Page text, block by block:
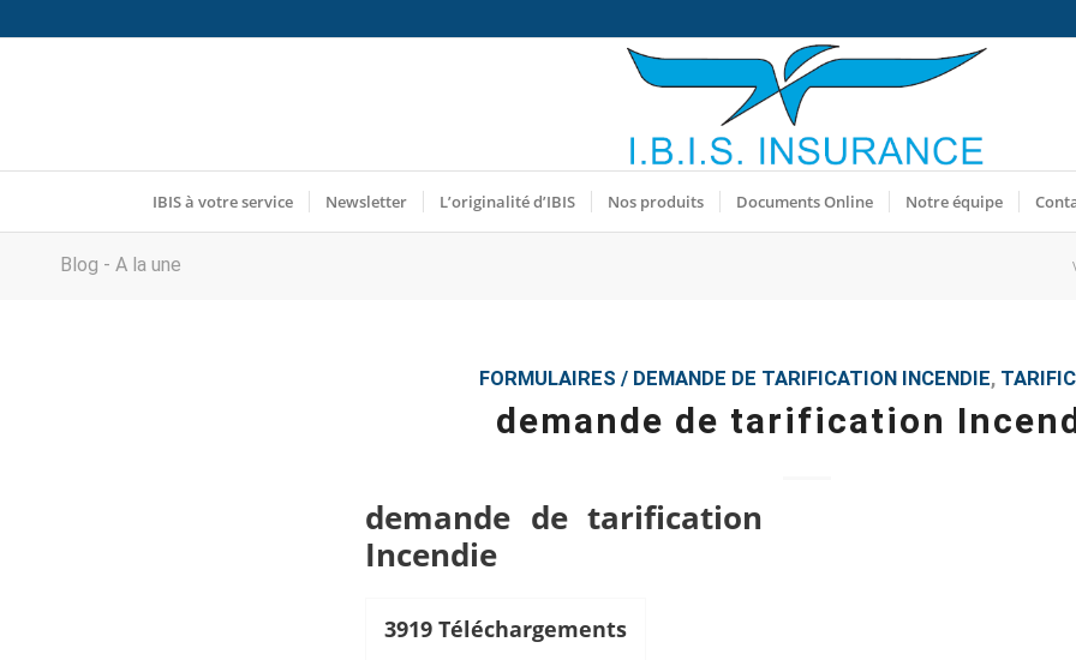
IBIS à votre service Newsletter L’originalité d’IBIS Nos produits Documents Online Notre équipe
Blog - A la une
FORMULAIRES / DEMANDE DE TARIFICATION INCENDIE,
demande de tarification
demande de tarification
Incendie
3919 Téléchargements